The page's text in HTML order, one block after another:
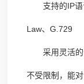
支持的IP语
Law、G.729
采用灵活的
不受限制，能